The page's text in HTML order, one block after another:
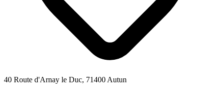
40 Route d'Arnay le Duc, 71400 Autun